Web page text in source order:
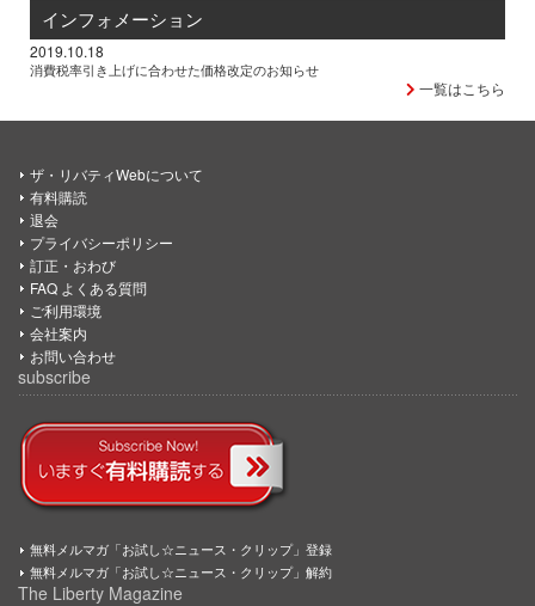
インフォメーション
2019.10.18
消費税率引き上げに合わせた価格改定のお知らせ
一覧はこちら
ザ・リバティWebについて
有料購読
退会
プライバシーポリシー
訂正・おわび
FAQ よくある質問
ご利用環境
会社案内
お問い合わせ
subscribe
無料メルマガ「お試し☆ニュース・クリップ」登録
無料メルマガ「お試し☆ニュース・クリップ」解約
The Liberty Magazine